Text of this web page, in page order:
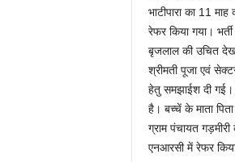
भाटीपारा का 11
रेफर किया गया।
बृजलाल की उचित
श्रीमती पूजा एवं
हेतु समझाईश दी
है। बच्चें के माता
ग्राम पंचायत
एनआरसी में रेफर